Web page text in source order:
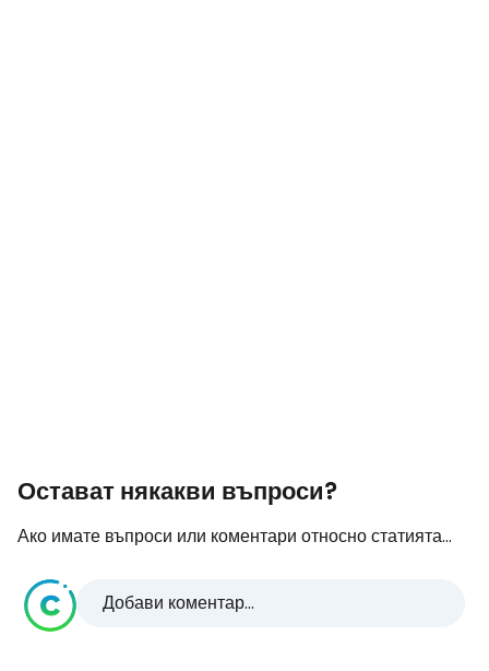
Остават някакви въпроси?
Ако имате въпроси или коментари относно статията...
Добави коментар...